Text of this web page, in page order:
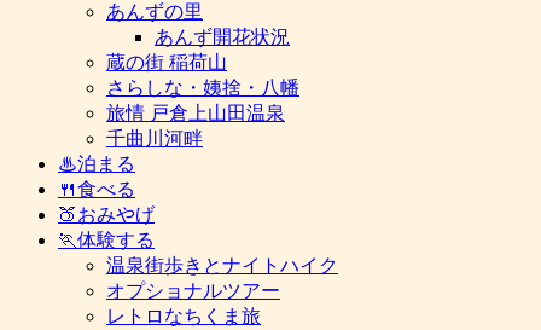
あんずの里
あんず開花状況
蔵の街 稲荷山
さらしな・姨捨・八幡
旅情 戸倉上山田温泉
千曲川河畔
♨泊まる
🍴食べる
🍑おみやげ
🏃体験する
温泉街歩きとナイトハイク
オプショナルツアー
レトロなちくま旅